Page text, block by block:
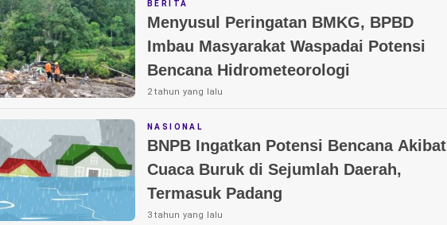
BERITA
Menyusul Peringatan BMKG, BPBD
Imbau Masyarakat Waspadai Potensi
Bencana Hidrometeorologi
2 tahun yang lalu
NASIONAL
BNPB Ingatkan Potensi Bencana Akibat
Cuaca Buruk di Sejumlah Daerah,
Termasuk Padang
3 tahun yang lalu